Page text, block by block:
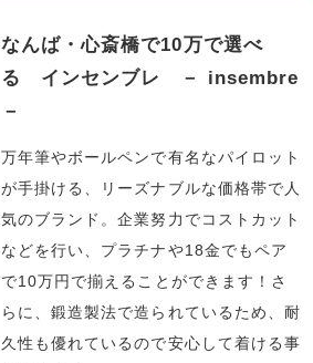
なんば・心斎橋で10万で選べ
る インセンブレ － insembre
－
万年筆やボールペンで有名なパイロット
が手掛ける、リーズナブルな価格帯で人
気のブランド。企業努力でコストカット
などを行い、プラチナや18金でもペア
で10万円で揃えることができます！さ
らに、鍛造製法で造られているため、耐
久性も優れているので安心して着ける事